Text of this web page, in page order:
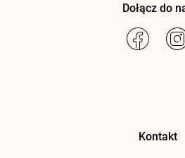
Dołącz do
Kontakt